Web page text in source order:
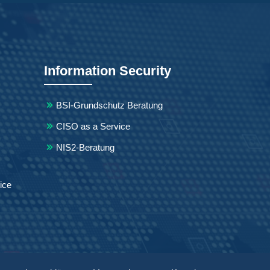
Information Security
BSI-Grundschutz Beratung
CISO as a Service
NIS2-Beratung